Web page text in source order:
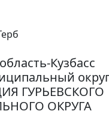
Кузбасс
ГУРЬЕВСКОГО
ОКРУГА